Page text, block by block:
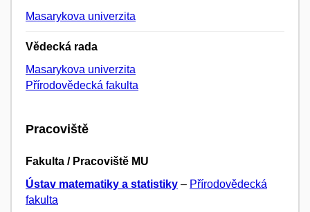
Masarykova univerzita
Vědecká rada
Masarykova univerzita
Přírodovědecká fakulta
Pracoviště
Fakulta / Pracoviště MU
Ústav matematiky a statistiky – Přírodovědecká
fakulta